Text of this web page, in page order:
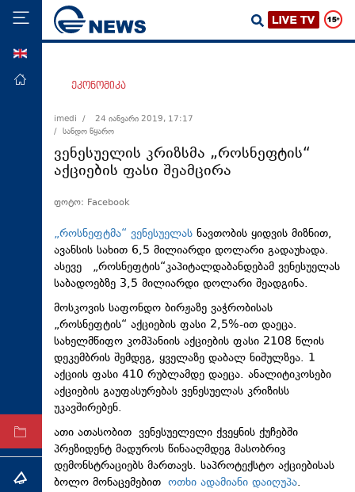
მთავარი
ეკონომიკა
მსოფლიო
სამართალი
თავდაცვა
კულტურა
სპორტი
ტექნოლოგიები
ტაბლოიდი
არქივი
თემა
ეკონომიკა
imedi /
24 იანვარი 2019, 17:17
/ სანდო წყარო
ვენესუელის კრიზსმა „როსნეფტის“
აქციების ფასი შეამცირა
ფოტო: Facebook
„როსნეფტმა“ ვენესუელას ნავთობის ყიდვის მიზნით,
ავანსის სახით 6,5 მილიარდი დოლარი გადაუხადა.
ასევე „როსნეფტის“კაპიტალდაბანდებამ ვენესუელას
საბადოებზე 3,5 მილიარდი დოლარი შეადგინა.
მოსკოვის საფონდო ბირჟაზე ვაჭრობისას
„როსნეფტის“ აქციების ფასი 2,5%-ით დაეცა.
სახელმწიფო კომპანიის აქციების ფასი 2108 წლის
დეკემბრის შემდეგ, ყველაზე დაბალ ნიშულზეა. 1
აქციის ფასი 410 რუბლამდე დაეცა. ანალიტიკოსები
აქციების გაუფასურებას ვენესუელას კრიზისს
უკავშირებენ.
ათი ათასობით ვენესუელელი ქვეყნის ქუჩებში
პრეზიდენტ მადუროს წინააღმდეგ მასობრივ
დემონსტრაციებს მართავს. საპროტექსტო აქციებისას
ბოლო მონაცემებით ოთხი ადამიანი დაიღუპა.